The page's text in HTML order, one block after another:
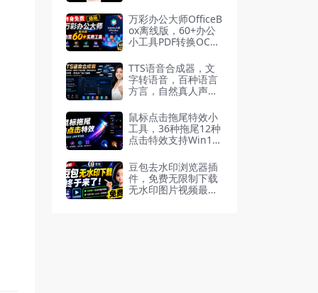
告
万彩办公大师OfficeB
ox离线版，60+办公
小工具PDF转换OCR
TTS语音合成器，文
字转语音，百种语言
方言，自然真人声，
鼠标点击拖尾特效小
工具，36种拖尾12种
点击特效支持Win10/
豆包去水印浏览器插
件，免费无限制下载
无水印图片视频最新